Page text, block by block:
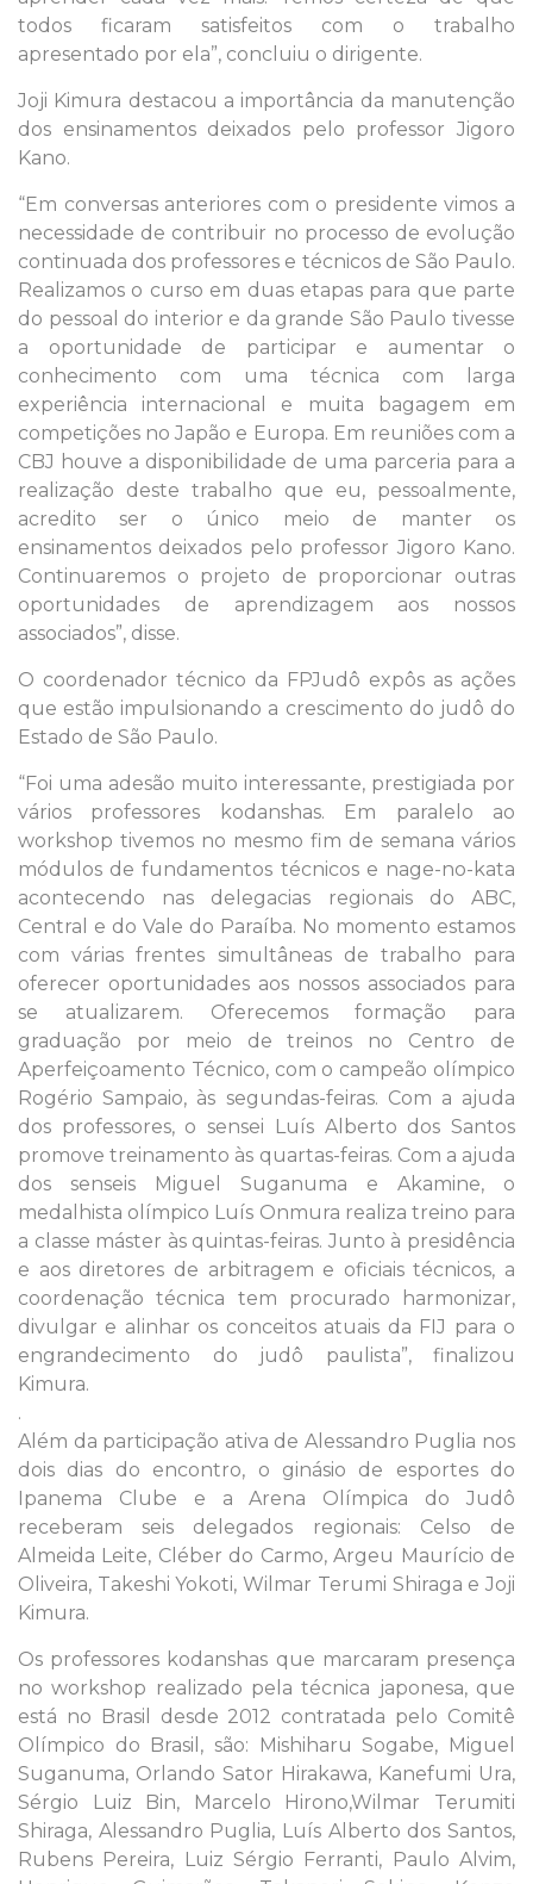
todos ficaram satisfeitos com o trabalho
apresentado por ela”, concluiu o dirigente.
Joji Kimura destacou a importância da manutenção
dos ensinamentos deixados pelo professor Jigoro
Kano.
“Em conversas anteriores com o presidente vimos a
necessidade de contribuir no processo de evolução
continuada dos professores e técnicos de São Paulo.
Realizamos o curso em duas etapas para que parte
do pessoal do interior e da grande São Paulo tivesse
a oportunidade de participar e aumentar o
conhecimento com uma técnica com larga
experiência internacional e muita bagagem em
competições no Japão e Europa. Em reuniões com a
CBJ houve a disponibilidade de uma parceria para a
realização deste trabalho que eu, pessoalmente,
acredito ser o único meio de manter os
ensinamentos deixados pelo professor Jigoro Kano.
Continuaremos o projeto de proporcionar outras
oportunidades de aprendizagem aos nossos
associados”, disse.
O coordenador técnico da FPJudô expôs as ações
que estão impulsionando a crescimento do judô do
Estado de São Paulo.
“Foi uma adesão muito interessante, prestigiada por
vários professores kodanshas. Em paralelo ao
workshop tivemos no mesmo fim de semana vários
módulos de fundamentos técnicos e nage-no-kata
acontecendo nas delegacias regionais do ABC,
Central e do Vale do Paraíba. No momento estamos
com várias frentes simultâneas de trabalho para
oferecer oportunidades aos nossos associados para
se atualizarem. Oferecemos formação para
graduação por meio de treinos no Centro de
Aperfeiçoamento Técnico, com o campeão olímpico
Rogério Sampaio, às segundas-feiras. Com a ajuda
dos professores, o sensei Luís Alberto dos Santos
promove treinamento às quartas-feiras. Com a ajuda
dos senseis Miguel Suganuma e Akamine, o
medalhista olímpico Luís Onmura realiza treino para
a classe máster às quintas-feiras. Junto à presidência
e aos diretores de arbitragem e oficiais técnicos, a
coordenação técnica tem procurado harmonizar,
divulgar e alinhar os conceitos atuais da FIJ para o
engrandecimento do judô paulista”, finalizou
Kimura.
.
Além da participação ativa de Alessandro Puglia nos
dois dias do encontro, o ginásio de esportes do
Ipanema Clube e a Arena Olímpica do Judô
receberam seis delegados regionais: Celso de
Almeida Leite, Cléber do Carmo, Argeu Maurício de
Oliveira, Takeshi Yokoti, Wilmar Terumi Shiraga e Joji
Kimura.
Os professores kodanshas que marcaram presença
no workshop realizado pela técnica japonesa, que
está no Brasil desde 2012 contratada pelo Comitê
Olímpico do Brasil, são: Mishiharu Sogabe, Miguel
Suganuma, Orlando Sator Hirakawa, Kanefumi Ura,
Sérgio Luiz Bin, Marcelo Hirono,Wilmar Terumiti
Shiraga, Alessandro Puglia, Luís Alberto dos Santos,
Rubens Pereira, Luiz Sérgio Ferranti, Paulo Alvim,